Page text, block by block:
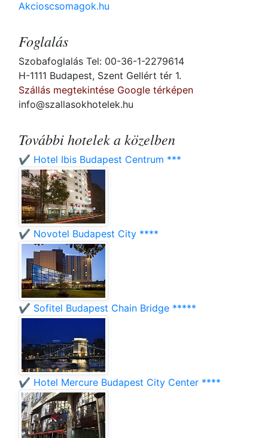
Akcioscsomagok.hu
Foglalás
Szobafoglalás Tel: 00-36-1-2279614
H-1111 Budapest, Szent Gellért tér 1.
Szállás megtekintése Google térképen
info@szallasokhotelek.hu
További hotelek a közelben
✔️ Hotel Ibis Budapest Centrum ***
✔️ Novotel Budapest City ****
✔️ Sofitel Budapest Chain Bridge *****
✔️ Hotel Mercure Budapest City Center ****